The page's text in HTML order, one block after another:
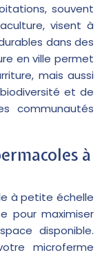
souvent
visent à
dans des
en ville permet
mais aussi
et de
communautés
à
à petite échelle
pour maximiser
disponible.
microferme